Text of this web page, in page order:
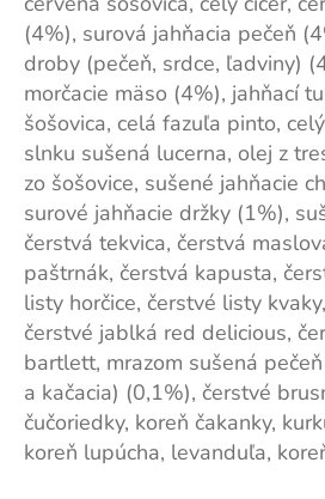
(4%), surová jahňacia pečeň
droby (pečeň, srdce, ľadviny)
morčacie mäso (4%), jahňací
šošovica, celá fazuľa pinto,
slnku sušená lucerna, olej z
zo šošovice, sušené jahňacie
surové jahňacie držky (1%),
čerstvá tekvica, čerstvá
paštrnák, čerstvá kapusta,
listy horčice, čerstvé listy
čerstvé jablká red delicious,
bartlett, mrazom sušená
a kačacia) (0,1%), čerstvé
čučoriedky, koreň čakanky,
koreň lupúcha, levanduľa,